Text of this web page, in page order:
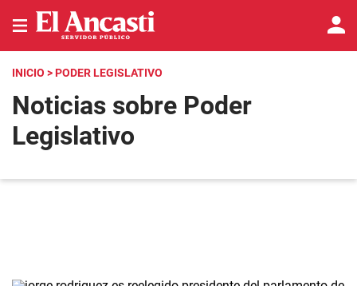
INICIO > PODER LEGISLATIVO
Noticias sobre Poder
Legislativo